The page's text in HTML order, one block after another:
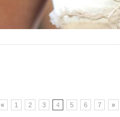
« 1 2 3 4 5 6 7 »